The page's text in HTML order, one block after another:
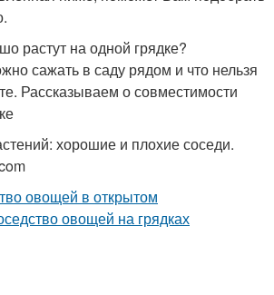
растут на одной грядке?
сажать в саду рядом и что нельзя
Рассказываем о совместимости
хорошие и плохие соседи.